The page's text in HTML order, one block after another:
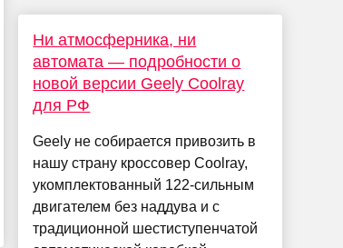
Ни атмосферника, ни
автомата — подробности о
новой версии Geely Coolray
для РФ
Geely не собирается привозить в
нашу страну кроссовер Coolray,
укомплектованный 122-сильным
двигателем без наддува и с
традиционной шестиступенчатой